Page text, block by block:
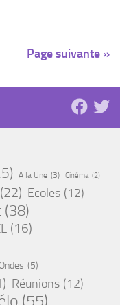
Page suivante »
A la Une (3) Cinéma (2)
(22) Ecoles (12)
(38)
(16)
Ondes (5)
Réunions (12)